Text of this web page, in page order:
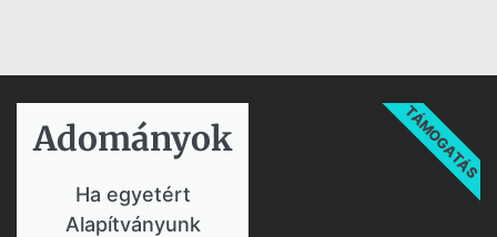
Adományok​
Ha egyetért
Alapítványunk
TÁMOGATÁS